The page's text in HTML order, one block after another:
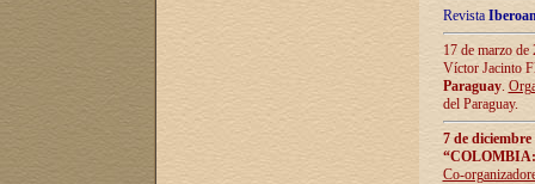
Revista
17 de marzo
Víctor Jacinto
Paraguay.
del Paraguay.
7 de
Co-